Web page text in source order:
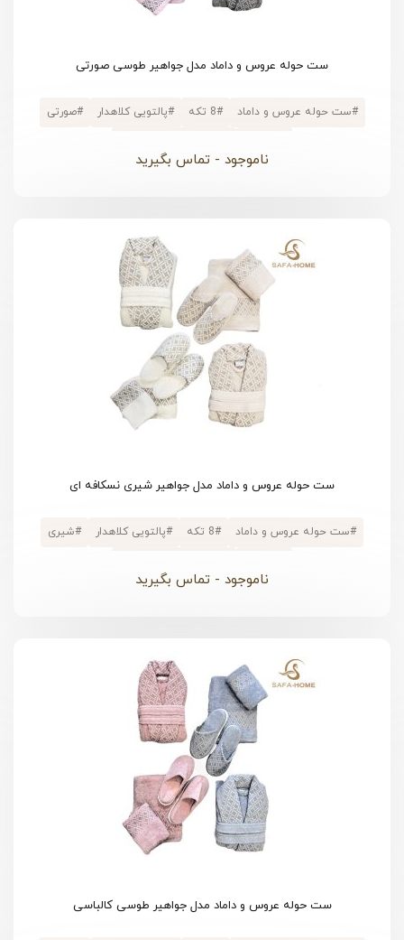
ست حوله عروس و داماد مدل جواهیر طوسی صورتی
#ست حوله عروس و داماد #8 تکه #پالتویی کلاهدار #صورتی
ناموجود - تماس بگیرید
ست حوله عروس و داماد مدل جواهیر شیری نسکافه ای
#ست حوله عروس و داماد #8 تکه #پالتویی کلاهدار #شیری
ناموجود - تماس بگیرید
ست حوله عروس و داماد مدل جواهیر طوسی کالباسی